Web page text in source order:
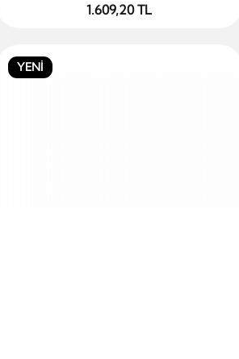
1.609,20 TL
YENİ